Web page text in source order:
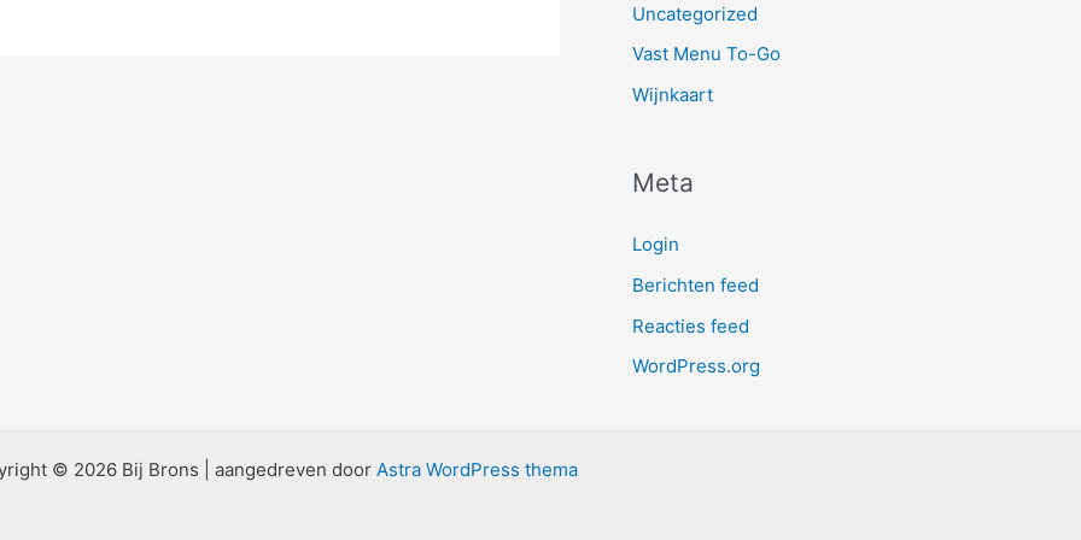
Uncategorized
Vast Menu To-Go
Wijnkaart
Meta
Login
Berichten feed
Reacties feed
WordPress.org
© 2026 Bij Brons | aangedreven door Astra WordPress thema